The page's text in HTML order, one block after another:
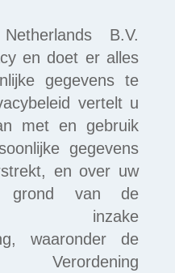
B.V.
en doet er alles
gegevens te
vertelt u
met en gebruik
gegevens
en over uw
grond van de
inzake
waaronder de